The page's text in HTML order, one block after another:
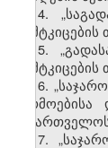
14.
15.
16.
17.